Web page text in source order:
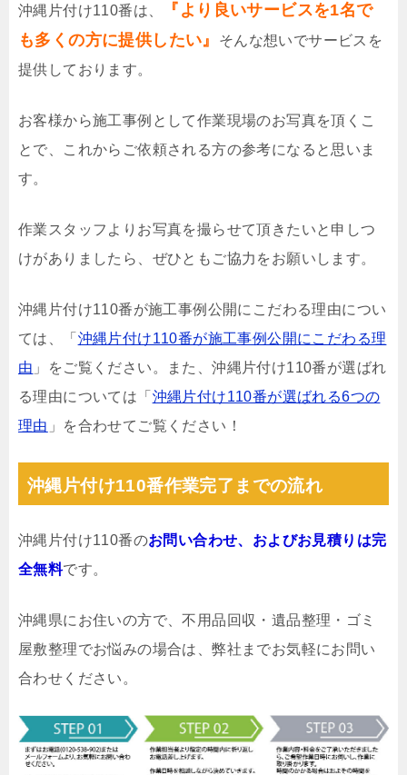
沖縄片付け110番は、
『より良いサービスを1名で
も多くの方に提供したい』
そんな想いでサービスを
提供しております。
お客様から施工事例として作業現場のお写真を頂くこ
とで、これからご依頼される方の参考になると思いま
す。
作業スタッフよりお写真を撮らせて頂きたいと申しつ
けがありましたら、ぜひともご協力をお願いします。
沖縄片付け110番が施工事例公開にこだわる理由につい
ては、「 沖縄片付け110番が施工事例公開にこだわる理
由 」をご覧ください。また、沖縄片付け110番が選ばれ
る理由については「 沖縄片付け110番が選ばれる6つの
理由 」を合わせてご覧ください！
沖縄片付け110番作業完了までの流れ
沖縄片付け110番のお問い合わせ、およびお見積りは完
全無料です。
沖縄県にお住いの方で、不用品回収・遺品整理・ゴミ
屋敷整理でお悩みの場合は、弊社までお気軽にお問い
合わせください。